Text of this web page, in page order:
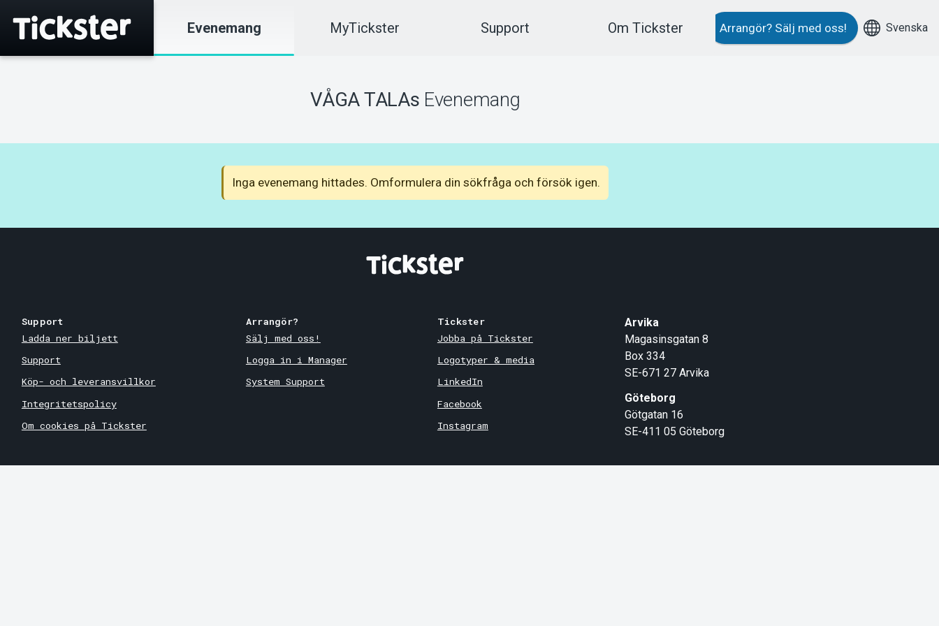
Evenemang MyTickster Support Om Tickster Arrangör? Sälj med oss! Svenska
VÅGA TALAs Evenemang
Inga evenemang hittades. Omformulera din sökfråga och försök igen.
Support
Ladda ner biljett
Support
Köp- och leveransvillkor
Integritetspolicy
Om cookies på Tickster
Arrangör?
Sälj med oss!
Logga in i Manager
System Support
Tickster
Jobba på Tickster
Logotyper & media
LinkedIn
Facebook
Instagram
Arvika
Magasinsgatan 8
Box 334
SE-671 27 Arvika
Göteborg
Götgatan 16
SE-411 05 Göteborg